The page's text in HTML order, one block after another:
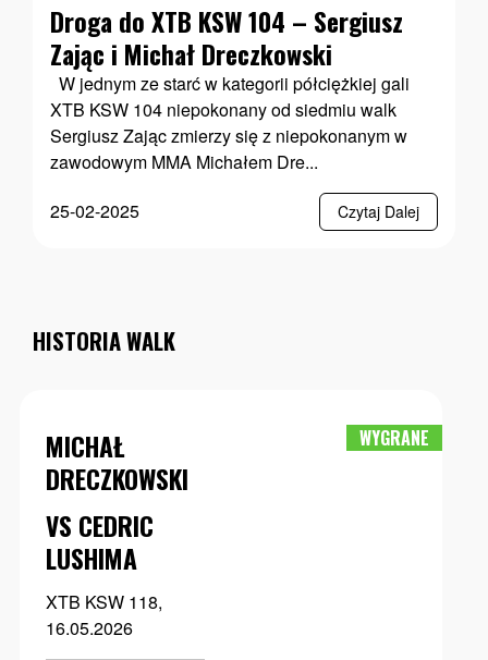
Droga do XTB KSW 104 – Sergiusz
Zając i Michał Dreczkowski
W jednym ze starć w kategorii półciężkiej gali
XTB KSW 104 niepokonany od siedmiu walk
Sergiusz Zając zmierzy się z niepokonanym w
zawodowym MMA Michałem Dre...
25-02-2025
Czytaj Dalej
HISTORIA WALK
MICHAŁ
DRECZKOWSKI
VS CEDRIC
LUSHIMA
XTB KSW 118,
16.05.2026
WYGRANE